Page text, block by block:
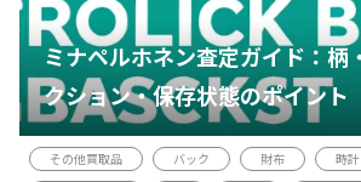
ミナペルホネン査定ガイド：柄
クション・保存状態のポイント
その他買取品 バック 財布 時計